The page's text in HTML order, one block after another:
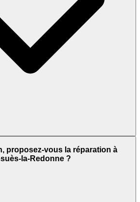
proposez-vous la réparation à
la-Redonne ?